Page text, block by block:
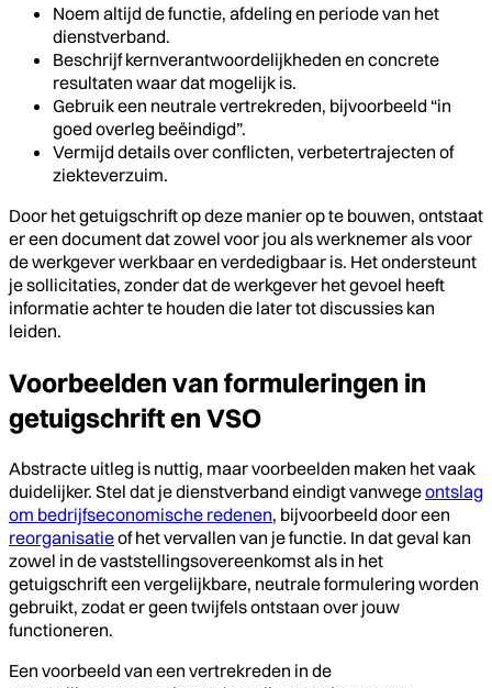
Noem altijd de functie, afdeling en periode van het
dienstverband.
Beschrijf kernverantwoordelijkheden en concrete
resultaten waar dat mogelijk is.
Gebruik een neutrale vertrekreden, bijvoorbeeld “in
goed overleg beëindigd”.
Vermijd details over conflicten, verbetertrajecten of
ziekteverzuim.
Door het getuigschrift op deze manier op te bouwen, ontstaat
er een document dat zowel voor jou als werknemer als voor
de werkgever werkbaar en verdedigbaar is. Het ondersteunt
je sollicitaties, zonder dat de werkgever het gevoel heeft
informatie achter te houden die later tot discussies kan
leiden.
Voorbeelden van formuleringen in
getuigschrift en VSO
Abstracte uitleg is nuttig, maar voorbeelden maken het vaak
duidelijker. Stel dat je dienstverband eindigt vanwegeontslag
om bedrijfseconomische redenen, bijvoorbeeld door een
reorganisatieof het vervallen van je functie. In dat geval kan
zowel in de vaststellingsovereenkomst als in het
getuigschrift een vergelijkbare, neutrale formulering worden
gebruikt, zodat er geen twijfels ontstaan over jouw
functioneren.
Een voorbeeld van een vertrekreden in de